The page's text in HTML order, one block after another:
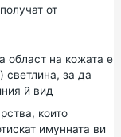
от
област на кожата е
светлина, за да
й вид
които
имунната ви